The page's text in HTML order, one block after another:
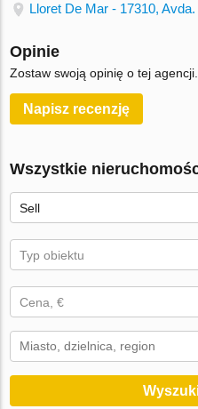
Lloret De Mar - 17310,
Opinie
Zostaw swoją opinię o tej agencji.
Napisz recenzję
Wszystkie
Sell
Typ obiektu
Cena, €